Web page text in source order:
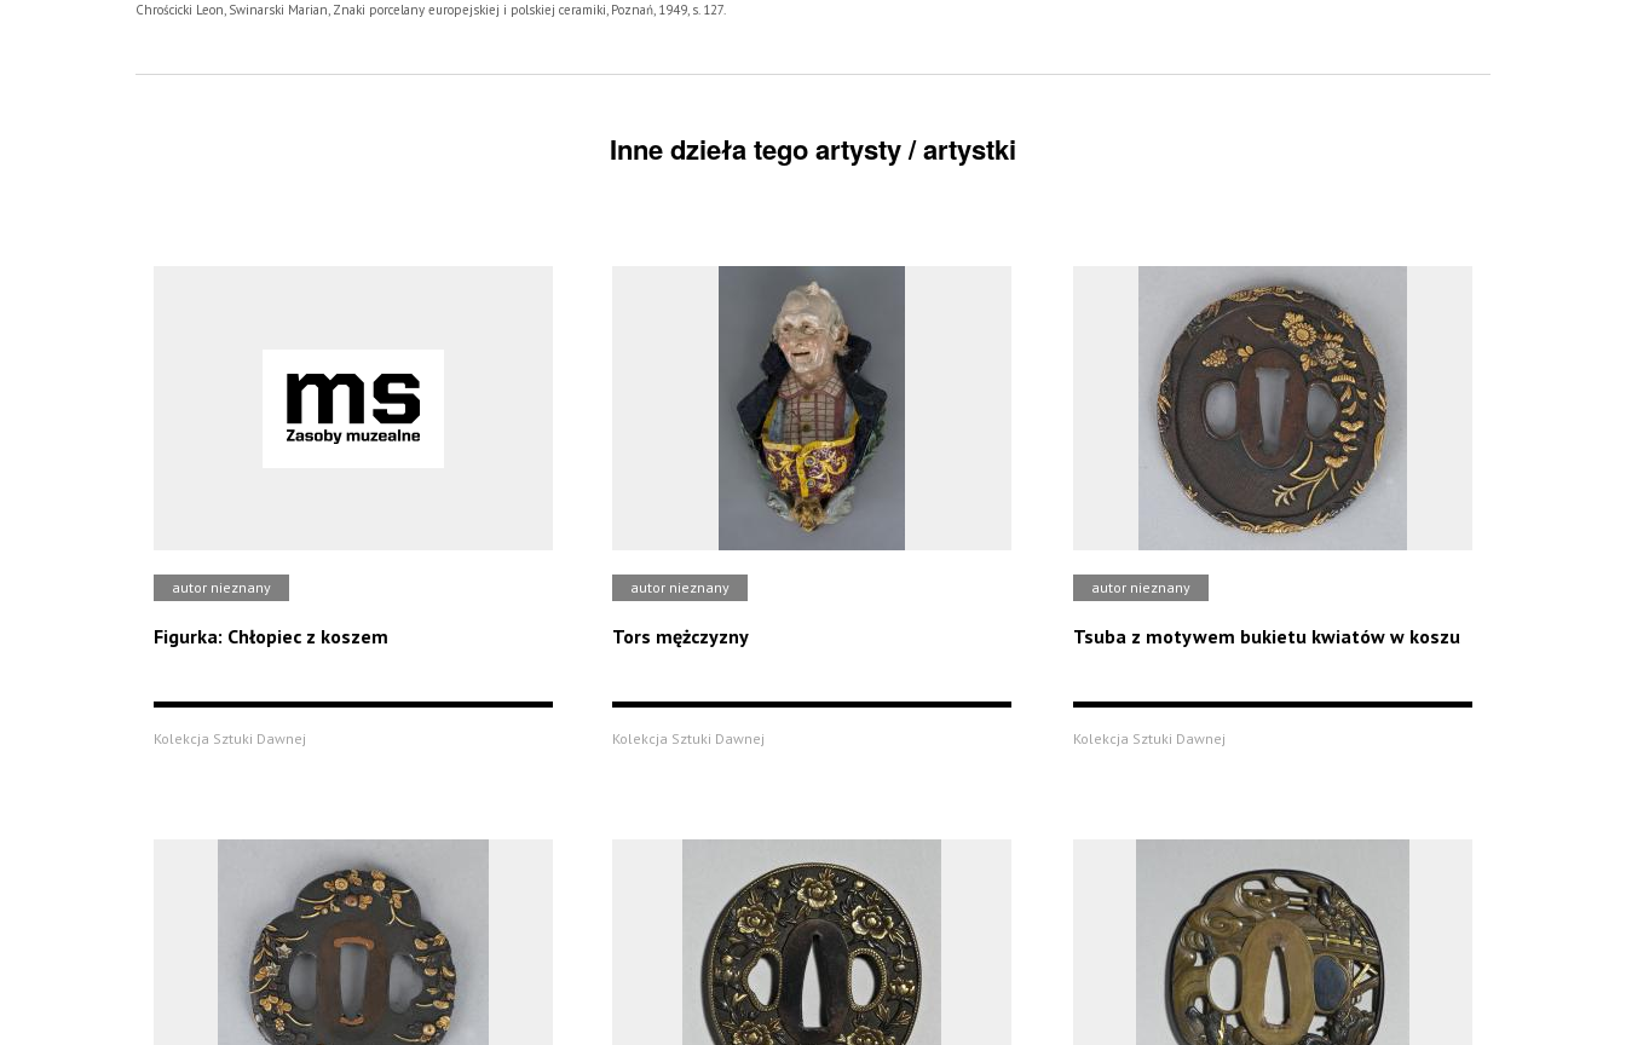
Chrościcki Leon, Swinarski Marian, Znaki porcelany europejskiej i polskiej ceramiki, Poznań, 1949, s. 127.
Inne dzieła tego artysty / artystki
autor nieznany
Figurka: Chłopiec z koszem
Kolekcja Sztuki Dawnej
autor nieznany
Tors mężczyzny
Kolekcja Sztuki Dawnej
autor nieznany
Tsuba z motywem bukietu kwiatów w koszu
Kolekcja Sztuki Dawnej